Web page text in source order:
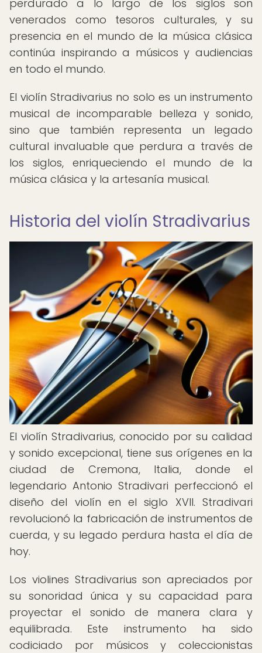
perdurado a lo largo de los siglos son
venerados como tesoros culturales, y su
presencia en el mundo de la música clásica
continúa inspirando a músicos y audiencias
en todo el mundo.
El violín Stradivarius no solo es un instrumento
musical de incomparable belleza y sonido,
sino que también representa un legado
cultural invaluable que perdura a través de
los siglos, enriqueciendo el mundo de la
música clásica y la artesanía musical.
Historia del violín Stradivarius
El violín Stradivarius, conocido por su calidad
y sonido excepcional, tiene sus orígenes en la
ciudad de Cremona, Italia, donde el
legendario Antonio Stradivari perfeccionó el
diseño del violín en el siglo XVII. Stradivari
revolucionó la fabricación de instrumentos de
cuerda, y su legado perdura hasta el día de
hoy.
Los violines Stradivarius son apreciados por
su sonoridad única y su capacidad para
proyectar el sonido de manera clara y
equilibrada. Este instrumento ha sido
codiciado por músicos y coleccionistas